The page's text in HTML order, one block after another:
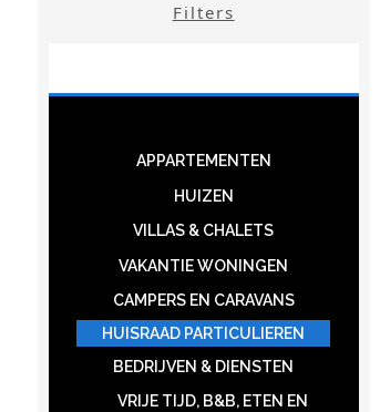
Filters
APPARTEMENTEN
HUIZEN
VILLAS & CHALETS
VAKANTIE WONINGEN
CAMPERS EN CARAVANS
HUISRAAD PARTICULIEREN
BEDRIJVEN & DIENSTEN
VRIJE TIJD, B&B, ETEN EN